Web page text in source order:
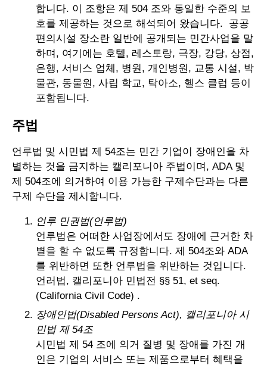
합니다. 이 조항은 제 504 조와 동일한 수준의 보
호를 제공하는 것으로 해석되어 왔습니다. 공공
편의시설 장소란 일반에 공개되는 민간사업을 말
하며, 여기에는 호텔, 레스토랑, 극장, 강당, 상점,
은행, 서비스 업체, 병원, 개인병원, 교통 시설, 박
물관, 동물원, 사립 학교, 탁아소, 헬스 클럽 등이
포함됩니다.
주법
언루법 및 시민법 제 54조는 민간 기업이 장애인을 차
별하는 것을 금지하는 캘리포니아 주법이며, ADA 및
제 504조에 의거하여 이용 가능한 구제수단과는 다른
구제 수단을 제시합니다.
언루 민권법(언루법)
언루법은 어떠한 사업장에서도 장애에 근거한 차
별을 할 수 없도록 규정합니다. 제 504조와 ADA
를 위반하면 또한 언루법을 위반하는 것입니다.
언러법, 캘리포니아 민법전 §§ 51, et seq.
(California Civil Code) .
장애인법(Disabled Persons Act), 캘리포니아 시
민법 제 54조
시민법 제 54 조에 의거 질병 및 장애를 가진 개
인은 기업의 서비스 또는 제품으로부터 혜택을